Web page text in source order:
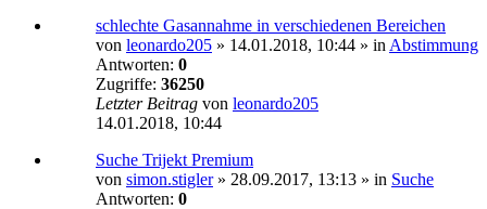
schlechte Gasannahme in verschiedenen Bereichen
von leonardo205 » 14.01.2018, 10:44 » in Abstimmung
Antworten: 0
Zugriffe: 36250
Letzter Beitrag von leonardo205
14.01.2018, 10:44
Suche Trijekt Premium
von simon.stigler» 28.09.2017, 13:13 » in Suche
Antworten: 0